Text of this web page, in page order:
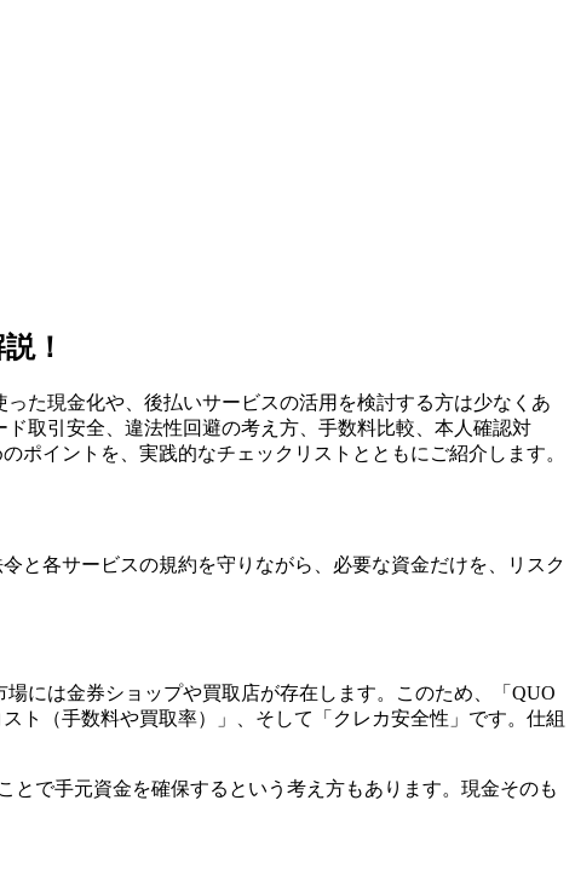
！
た現金化や、後払いサービスの活用を検討する方は少なくあ
取引安全、違法性回避の考え方、手数料比較、本人確認対
イントを、実践的なチェックリストとともにご紹介します。
と各サービスの規約を守りながら、必要な資金だけを、リスク
には金券ショップや買取店が存在します。このため、「QUO
ト（手数料や買取率）」、そして「クレカ安全性」です。仕組
で手元資金を確保するという考え方もあります。現金そのも